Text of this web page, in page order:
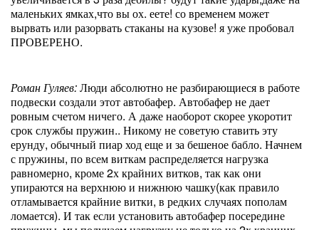
маленьких ямках,что вы ох. еете! со временем может
вырвать или разорвать стаканы на кузове! я уже пробовал
ПРОВЕРЕНО.
Роман Гуляев:Люди абсолютно не разбирающиеся в работе
подвески создали этот автобафер. Автобафер не дает
ровным счетом ничего. А даже наоборот скорее укоротит
срок службы пружин.. Никому не советую ставить эту
ерунду, обычный пиар ход еще и за бешеное бабло. Начнем
с пружины, по всем виткам распределяется нагрузка
равномерно, кроме 2х крайних витков, так как они
упираются на верхнюю и нижнюю чашку(как правило
отламывается крайние витки, в редких случаях пополам
ломается). И так если установить автобафер посередине